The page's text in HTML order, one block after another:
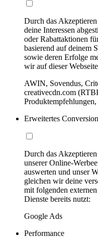
Durch das
deine Interessen
oder Rabattaktionen
basierend auf deinem
sowie deren Erfolge
wir auf dieser
AWIN, Sovendus,
creativecdn.com
Erweitertes
Durch das
unserer Online-
auswerten und unser
gleichen wir deine
mit folgenden
Dienste bereits nutzt:
Google Ads
Performance